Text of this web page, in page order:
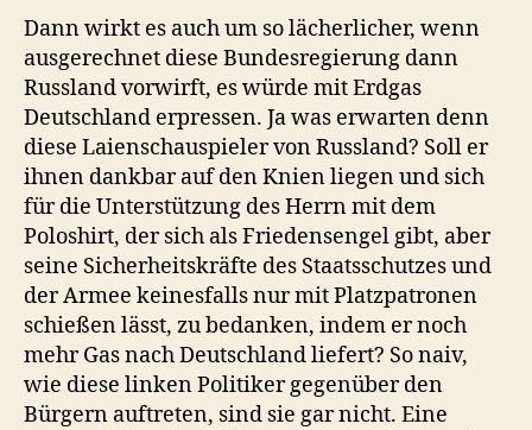
Dann wirkt es auch um so lächerlicher, wenn
ausgerechnet diese Bundesregierung dann
Russland vorwirft, es würde mit Erdgas
Deutschland erpressen. Ja was erwarten denn
diese Laienschauspieler von Russland? Soll er
ihnen dankbar auf den Knien liegen und sich
für die Unterstützung des Herrn mit dem
Poloshirt, der sich als Friedensengel gibt, aber
seine Sicherheitskräfte des Staatsschutzes und
der Armee keinesfalls nur mit Platzpatronen
schießen lässt, zu bedanken, indem er noch
mehr Gas nach Deutschland liefert? So naiv,
wie diese linken Politiker gegenüber den
Bürgern auftreten, sind sie gar nicht. Eine